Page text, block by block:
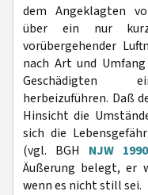
dem Angeklagten
über ein nur
vorübergehender
nach Art und
Geschädigten
herbeizuführen. Daß
Hinsicht die
sich die
(vgl. BGH NJW
Äußerung belegt, er
wenn es nicht still sei.